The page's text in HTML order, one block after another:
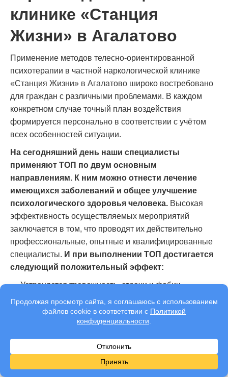
клинике «Станция
Жизни» в Агалатово
Применение методов телесно-ориентированной
психотерапии в частной наркологической клинике
«Станция Жизни» в Агалатово широко востребовано
для граждан с различными проблемами. В каждом
конкретном случае точный план воздействия
формируется персонально в соответствии с учётом
всех особенностей ситуации.
На сегодняшний день наши специалисты
применяют ТОП по двум основным
направлениям. К ним можно отнести лечение
имеющихся заболеваний и общее улучшение
психологического здоровья человека. Высокая
эффективность осуществляемых мероприятий
заключается в том, что проводят их действительно
профессиональные, опытные и квалифицированные
специалисты. И при выполнении ТОП достигается
следующий положительный эффект:
Устраняется тревожность, страхи и фобии.
Устраняется хроническая усталость, нарушения
Избавление от нарушений в сексуальной сфере, в
Устраняются последствия кризисов и
межличностных конфликтов.